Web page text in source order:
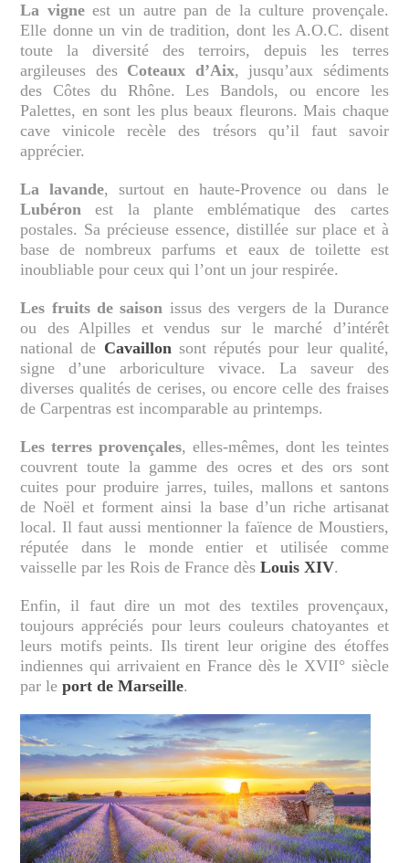
La vigneest un autre pan de la culture provençale.
Elle donne un vin de tradition, dont les A.O.C. disent
toute la diversité des terroirs, depuis les terres
argileuses des Coteaux d’Aix, jusqu’aux sédiments
des Côtes du Rhône. Les Bandols, ou encore les
Palettes, en sont les plus beaux fleurons. Mais chaque
cave vinicole recèle des trésors qu’il faut savoir
apprécier.
La lavande, surtout en haute-Provence ou dans le
Lubéron est la plante emblématique des cartes
postales. Sa précieuse essence, distillée sur place et à
base de nombreux parfums et eaux de toilette est
inoubliable pour ceux qui l’ont un jour respirée.
Les fruits de saison issus des vergers de la Durance
ou des Alpilles et vendus sur le marché d’intérêt
national de Cavaillonsont réputés pour leur qualité,
signe d’une arboriculture vivace. La saveur des
diverses qualités de cerises, ou encore celle des fraises
de Carpentras est incomparable au printemps.
Les terres provençales, elles-mêmes, dont les teintes
couvrent toute la gamme des ocres et des ors sont
cuites pour produire jarres, tuiles, mallons et santons
de Noël et forment ainsi la base d’un riche artisanat
local. Il faut aussi mentionner la faïence de Moustiers,
réputée dans le monde entier et utilisée comme
vaisselle par les Rois de France dès Louis XIV.
Enfin, il faut dire un mot des textiles provençaux,
toujours appréciés pour leurs couleurs chatoyantes et
leurs motifs peints. Ils tirent leur origine des étoffes
indiennes qui arrivaient en France dès le XVII° siècle
par leport de Marseille.